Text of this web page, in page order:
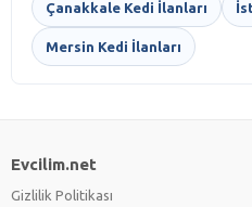
Çanakkale Kedi İlanları
Mersin Kedi İlanları
Evcilim.net
Gizlilik Politikası